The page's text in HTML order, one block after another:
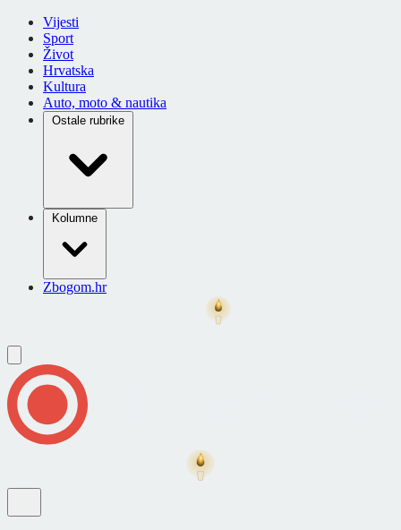
Vijesti
Sport
Život
Hrvatska
Kultura
Auto, moto & nautika
Ostale rubrike
Kolumne
Zbogom.hr